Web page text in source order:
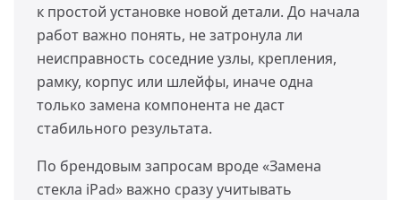
к простой установке новой детали. До начала
работ важно понять, не затронула ли
неисправность соседние узлы, крепления,
рамку, корпус или шлейфы, иначе одна
только замена компонента не даст
стабильного результата.
По брендовым запросам вроде «Замена
стекла iPad» важно сразу учитывать